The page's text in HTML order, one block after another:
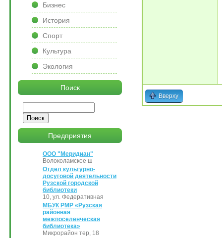
Вверху
Бизнес
История
Спорт
Культура
Экология
Поиск
Предприятия
ООО "Меридиан"
Волоколамское ш
Отдел культурно-
досуговой деятельности
Рузской городской
библиотеки
10, ул. Федеративная
МБУК РМР «Рузская
районная
межпоселенческая
библиотека»
Микрорайон тер, 18